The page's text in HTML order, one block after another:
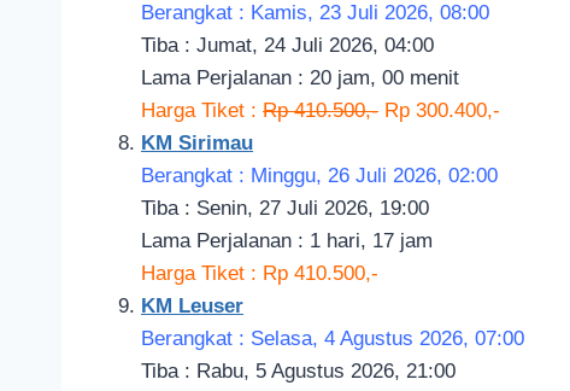
Berangkat : Kamis, 23 Juli 2026, 08:00
Tiba : Jumat, 24 Juli 2026, 04:00
Lama Perjalanan : 20 jam, 00 menit
Harga Tiket : Rp 410.500,- Rp 300.400,-
KM Sirimau
Berangkat : Minggu, 26 Juli 2026, 02:00
Tiba : Senin, 27 Juli 2026, 19:00
Lama Perjalanan : 1 hari, 17 jam
Harga Tiket : Rp 410.500,-
KM Leuser
Berangkat : Selasa, 4 Agustus 2026, 07:00
Tiba : Rabu, 5 Agustus 2026, 21:00